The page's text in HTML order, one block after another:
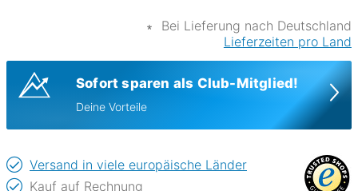
∗
Bei Lieferung nach Deutschland
Lieferzeiten pro Land
Sofort sparen als Club-Mitglied!
Deine Vorteile
Versand in viele europäische Länder
Kauf auf Rechnung